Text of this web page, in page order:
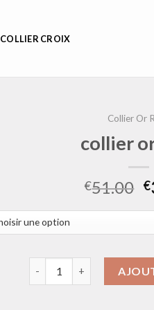
COLLIER CROIX
Collier Or
collier
€51.00 €